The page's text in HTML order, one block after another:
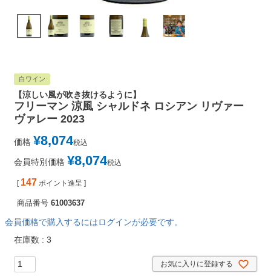
白ワイン
【涼しい風が吹き抜けるように】
フリーマン 涼風 シャルドネ ロシアン リヴァー
ヴァレー 2023
価格 ¥8,074税込
会員特別価格 ¥8,074税込
[ 147 ポイント進呈 ]
商品番号 61003637
会員価格で購入するにはログインが必要です。
在庫数
3
お気に入りに登録する